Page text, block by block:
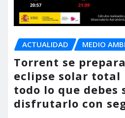
ACTUALIDAD MEDIO
Torrent se
eclipse solar total
todo lo que debes
disfrutarlo con